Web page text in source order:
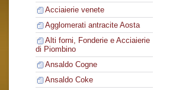
Acciaierie venete
Agglomerati antracite Aosta
Alti forni, Fonderie e Acciaierie
di Piombino
Ansaldo Cogne
Ansaldo Coke